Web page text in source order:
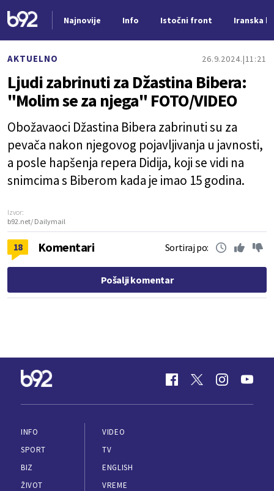
Najnovije Info Istočni front Iranska
AKTUELNO 26.9.2024. 11:21
Ljudi zabrinuti za Džastina Bibera:
"Molim se za njega" FOTO/VIDEO
Obožavaoci Džastina Bibera zabrinuti su za
pevača nakon njegovog pojavljivanja u javnosti,
a posle hapšenja repera Didija, koji se vidi na
snimcima s Biberom kada je imao 15 godina.
Izvor:
b92.net/ Dailymail
18 Komentari Sortiraj po:
Pošalji komentar
INFO
SPORT
BIZ
ŽIVOT
VIDEO
TV
ENGLISH
VREME